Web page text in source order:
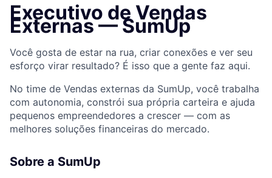
Executivo de Vendas
Externas — SumUp
Você gosta de estar na rua, criar conexões e ver seu
esforço virar resultado? É isso que a gente faz aqui.
No time de Vendas externas da SumUp, você trabalha
com autonomia, constrói sua própria carteira e ajuda
pequenos empreendedores a crescer — com as
melhores soluções financeiras do mercado.
Sobre a SumUp